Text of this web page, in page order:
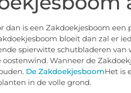
dan is een Zakdoekjesboom een
bloeit dan zal er
spierwitte schutbladeren van
oostenwind. Wanneer de
De ZakdoekjesboomHet is
in de volle grond.